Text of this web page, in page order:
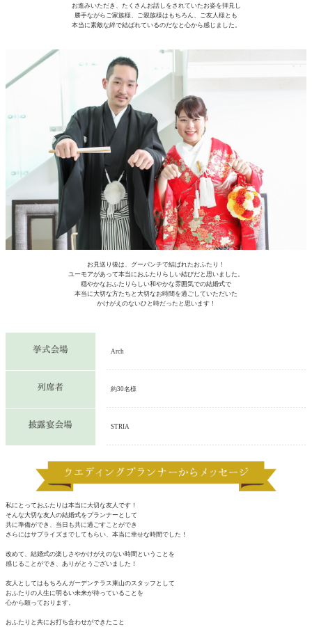
お進みいただき、たくさんお話しをされていたお姿を拝見し
勝手ながらご家族様、ご親族様はもちろん、ご友人様とも
本当に素敵な絆で結ばれているのだなと心から感じました。
お見送り後は、グーパンチで結ばれたおふたり！
ユーモアがあって本当におふたりらしい結びだと思いました。
穏やかなおふたりらしい和やかな雰囲気での結婚式で
本当に大切な方たちと大切なお時間を過ごしていただいた
かけがえのないひと時だったと思います！
Arch
約30名様
STRIA
私にとっておふたりは本当に大切な友人です！
そんな大切な友人の結婚式をプランナーとして
共に準備ができ、当日も共に過ごすことができ
さらにはサプライズまでしてもらい、本当に幸せな時間でした！
改めて、結婚式の楽しさやかけがえのない時間ということを
感じることができ、ありがとうございました！
友人としてはもちろんガーデンテラス東山のスタッフとして
おふたりの人生に明るい未来が待っていることを
心から願っております。
おふたりと共にお打ち合わせができたこと